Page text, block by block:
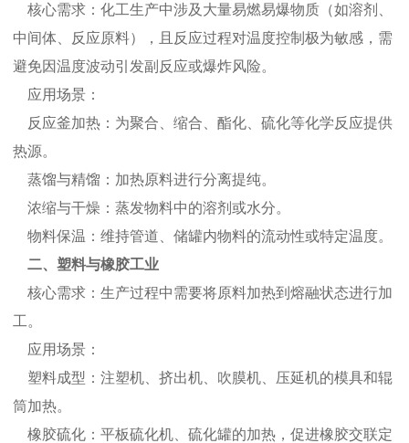
核心需求：化工生产中涉及大量易燃易爆物质（如溶剂、
中间体、反应原料），且反应过程对温度控制极为敏感，需
避免因温度波动引发副反应或爆炸风险。
应用场景：
反应釜加热：为聚合、缩合、酯化、硫化等化学反应提供
热源。
蒸馏与精馏：加热原料进行分离提纯。
浓缩与干燥：蒸发物料中的溶剂或水分。
物料保温：维持管道、储罐内物料的流动性或特定温度。
二、塑料与橡胶工业
核心需求：生产过程中需要将原料加热到熔融状态进行加
工。
应用场景：
塑料成型：注塑机、挤出机、吹膜机、压延机的模具和辊
筒加热。
橡胶硫化：平板硫化机、硫化罐的加热，促进橡胶交联定